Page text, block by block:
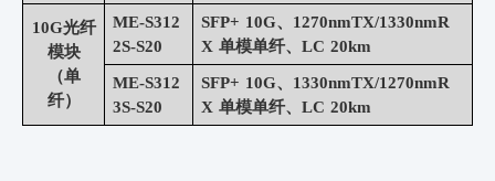
10G光纤
模块
（单
纤）
ME-S312
2S-S20
SFP+ 10G、1270nmTX/1330nmR
X 单模单纤、 LC 20km
ME-S312
3S-S20
SFP+ 10G、1330nmTX/1270nmR
X 单模单纤、 LC 20km